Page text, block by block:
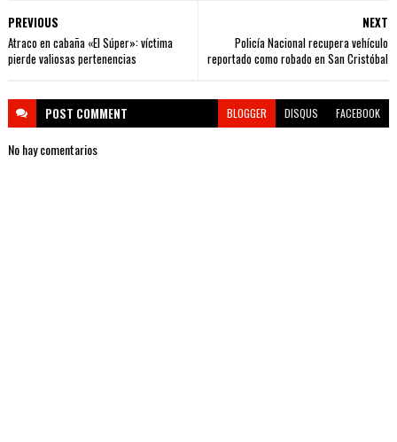
NEXT
Policía Nacional recupera vehículo
reportado como robado en San Cristóbal
PREVIOUS
Atraco en cabaña «El Súper»: víctima
pierde valiosas pertenencias
POST COMMENT BLOGGER DISQUS FACEBOOK
No hay comentarios